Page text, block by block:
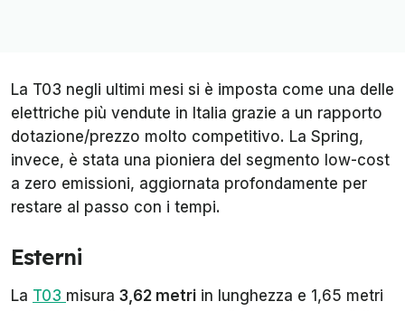
La T03 negli ultimi mesi si è imposta come una delle
elettriche più vendute in Italia grazie a un rapporto
dotazione/prezzo molto competitivo. La Spring,
invece, è stata una pioniera del segmento low-cost
a zero emissioni, aggiornata profondamente per
restare al passo con i tempi.
Esterni
La T03 misura 3,62 metri in lunghezza e 1,65 metri